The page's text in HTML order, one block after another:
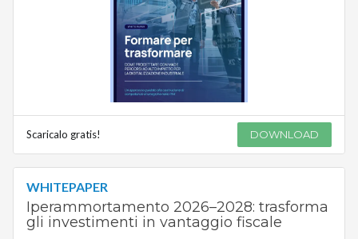
Scaricalo gratis! DOWNLOAD
WHITEPAPER
Iperammortamento 2026–2028: trasforma
gli investimenti in vantaggio fiscale